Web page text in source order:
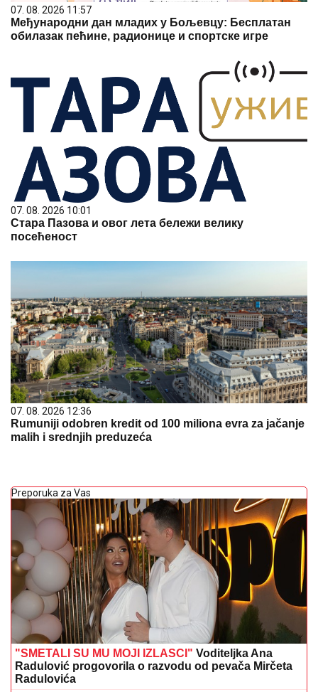
07. 08. 2026 11:57
Међународни дан младих у Бољевцу: Бесплатан
обилазак пећине, радионице и спортске игре
07. 08. 2026 10:01
Стара Пазова и овог лета бележи велику
посећеност
07. 08. 2026 12:36
Rumuniji odobren kredit od 100 miliona evra za jačanje
malih i srednjih preduzeća
Preporuka za Vas
"SMETALI SU MU MOJI IZLASCI" Voditeljka Ana
Radulović progovorila o razvodu od pevača Mirčeta
Radulovića